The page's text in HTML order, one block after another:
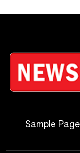
আবদুল আলিম
Sample Page